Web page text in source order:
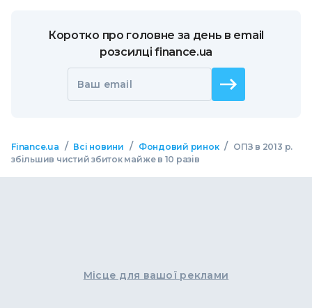
Коротко про головне за день в email
розсилці finance.ua
Ваш email
Finance.ua / Всі новини / Фондовий ринок / ОПЗ в 2013 р.
збільшив чистий збиток майже в 10 разів
Місце для вашої реклами